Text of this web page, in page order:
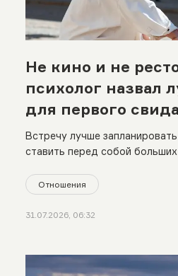
Не кино и не
психолог назвал
для первого
Встречу лучше
ставить перед собой больших
Отношения
31.07.2026, 06:32